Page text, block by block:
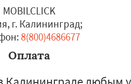
MOBILCLICK
г. Калининград;
8(800)4686677
Оплата